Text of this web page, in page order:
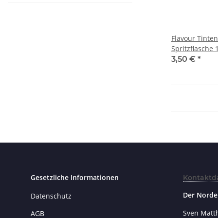
Flavour
Spritzflasche
3,50 € *
Gesetzliche Informationen
Datenschutz
AGB
Der
Sven